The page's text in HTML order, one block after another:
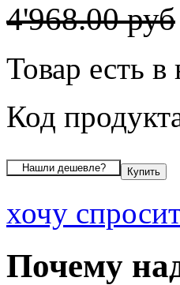
4'968.00 руб
Товар есть
Код
хочу
Почему